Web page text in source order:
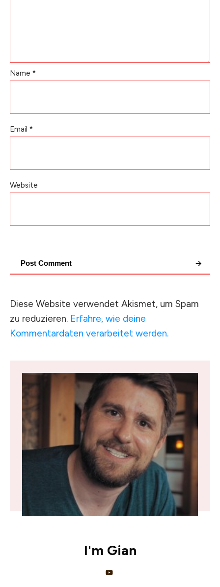
Name *
Email *
Website
Post Comment
Diese Website verwendet Akismet, um Spam
zu reduzieren. Erfahre, wie deine
Kommentardaten verarbeitet werden.
I'm Gian